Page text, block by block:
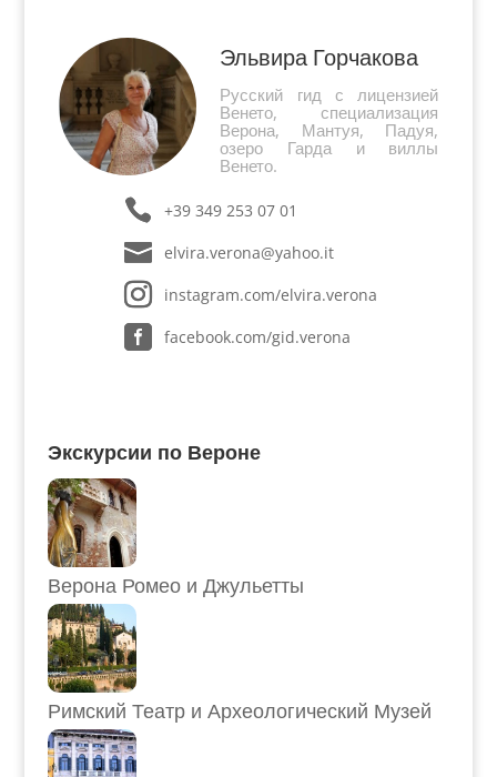
Эльвира Горчакова
Русский гид с лицензией
Венето, специализация
Верона, Мантуя, Падуя,
озеро Гарда и виллы
Венето.
+39 349 253 07 01
elvira.verona@yahoo.it
instagram.com/elvira.verona
facebook.com/gid.verona
Экскурсии по Вероне
Верона Ромео и Джульетты
Римский Театр и Археологический Музей